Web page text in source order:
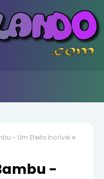
- Um Efeito Incrível e
-